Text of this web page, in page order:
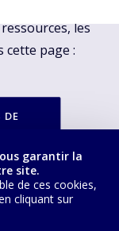
les
page :
DE
garantir la
site.
de ces cookies,
cliquant sur